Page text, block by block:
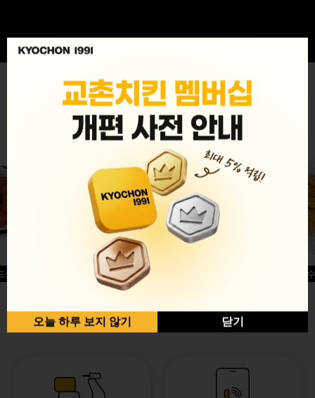
MENU
글윙
반반순살[레드+허니]
허니옥
오늘 하루 보지 않기 닫기